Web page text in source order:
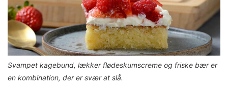
Svampet kagebund, lækker flødeskumscreme og friske bær er
en kombination, der er svær at slå.